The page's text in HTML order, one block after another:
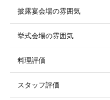
披露宴会場の雰囲気
挙式会場の雰囲気
料理評価
スタッフ評価